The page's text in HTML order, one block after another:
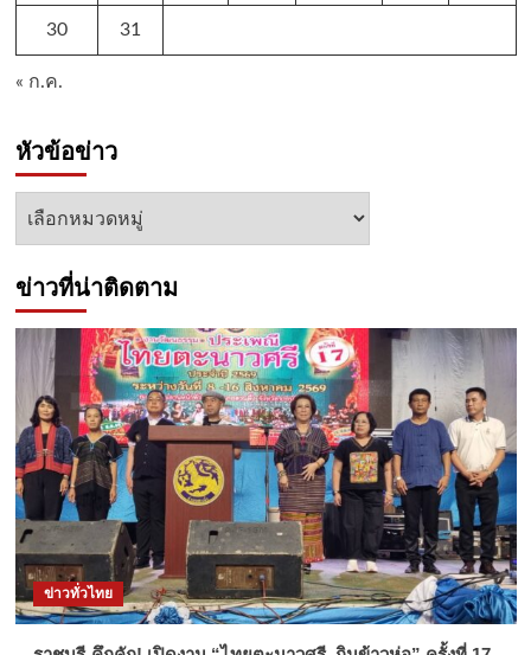
30 31
« ก.ค.
หัวข้อข่าว
หัวข้อ
ข่าวที่น่าติดตาม
ข่าวทั่วไทย